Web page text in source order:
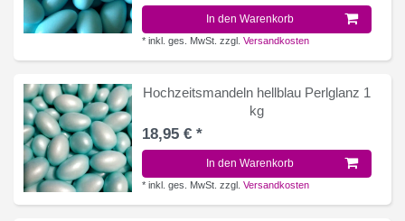
In den Warenkorb
*inkl. ges. MwSt. zzgl.Versandkosten
Hochzeitsmandeln hellblau Perlglanz 1
kg
18,95 € *
In den Warenkorb
*inkl. ges. MwSt. zzgl.Versandkosten